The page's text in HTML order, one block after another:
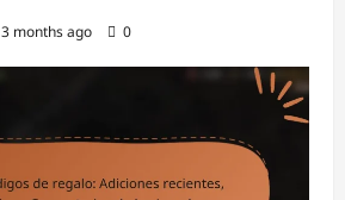
3 months ago 0